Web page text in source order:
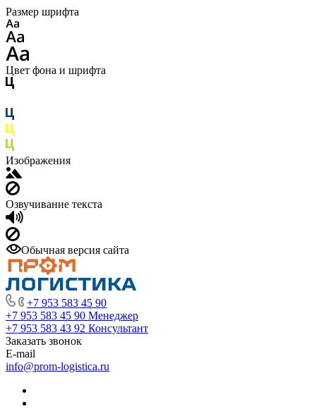
Размер шрифта
Цвет фона и шрифта
Изображения
Озвучивание текста
Обычная версия сайта
+7 953 583 45 90
+7 953 583 45 90 Менеджер
+7 953 583 43 92 Консультант
Заказать звонок
E-mail
info@prom-logistica.ru